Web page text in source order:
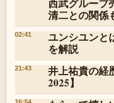
西武グループ
清二との関係
02:41
ユンシユンと
を解説
21:43
井上祐貴の経
2025】